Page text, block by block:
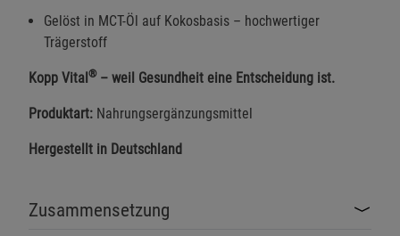
Gelöst in MCT-Öl auf Kokosbasis – hochwertiger
Trägerstoff
Kopp Vital®– weil Gesundheit eine Entscheidung ist.
Produktart: Nahrungsergänzungsmittel
Hergestellt in Deutschland
Zusammensetzung